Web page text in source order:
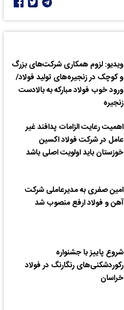
ویدیو: لزوم همکاری شرکت‌های بزرگ
و کوچک در زنجیره‌های تولید فولاد/
ورود خوب فولاد مبارکه به بالادست
زنجیره
اهمیت رعایت الزامات پدافند غیر
عامل در شرکت فولاد اکسین
خوزستان باید اولویت اصلی باشد
امین صفری به مدیرعاملی شرکت
آهن و فولاد ارفع منصوب شد
شروع پاییز با جشنواره
رکوردشکنی‌های رنگارنگ در فولاد
خراسان